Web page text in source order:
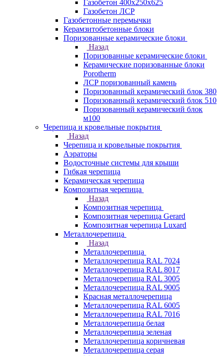
Газобетон 400х250х625
Газобетон ЛСР
Газобетонные перемычки
Керамзитобетонные блоки
Поризованные керамические блоки
Назад
Поризованные керамические блоки
Керамические поризованные блоки
Porotherm
ЛСР поризованный камень
Поризованный керамический блок 380
Поризованный керамический блок 510
Поризованный керамический блок
м100
Черепица и кровельные покрытия
Назад
Черепица и кровельные покрытия
Аэраторы
Водосточные системы для крыши
Гибкая черепица
Керамическая черепица
Композитная черепица
Назад
Композитная черепица
Композитная черепица Gerard
Композитная черепица Luxard
Металлочерепица
Назад
Металлочерепица
Металлочерепица RAL 7024
Металлочерепица RAL 8017
Металлочерепица RAL 3005
Металлочерепица RAL 9005
Красная металлочерепица
Металлочерепица RAL 6005
Металлочерепица RAL 7016
Металлочерепица белая
Металлочерепица зеленая
Металлочерепица коричневая
Металлочерепица серая